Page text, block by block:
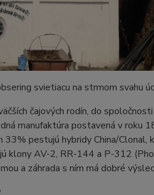
svietiacu na strmom svahu
čajových rodín, do
manufaktúra postavená v roku
33% pestujú hybridy China/
klony AV-2, RR-144 a P-312
a záhrada s ním má dobré